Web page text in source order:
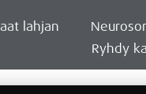
lahjan
Ryhdy